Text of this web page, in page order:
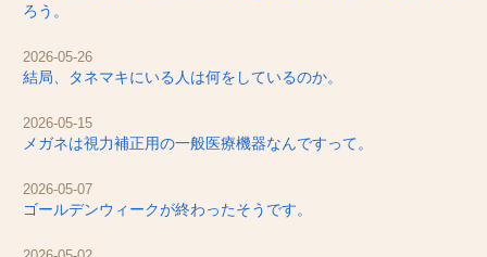
ろう。
2026-05-26
結局、タネマキにいる人は何をしているのか。
2026-05-15
メガネは視力補正用の一般医療機器なんですって。
2026-05-07
ゴールデンウィークが終わったそうです。